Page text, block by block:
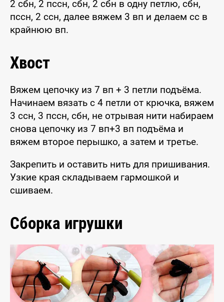
2 сбн, 2 пссн, сбн, 2 сбн в одну петлю, сбн,
пссн, 2 ссн, далее вяжем 3 вп и делаем сс в
крайнюю вп.
Хвост
Вяжем цепочку из 7 вп + 3 петли подъёма.
Начинаем вязать с 4 петли от крючка, вяжем
3 ссн, 3 пссн, сбн, не отрывая нити набираем
снова цепочку из 7 вп+3 вп подъёма и
вяжем второе перышко, а затем и третье.
Закрепить и оставить нить для пришивания.
Узкие края складываем гармошкой и
сшиваем.
Сборка игрушки